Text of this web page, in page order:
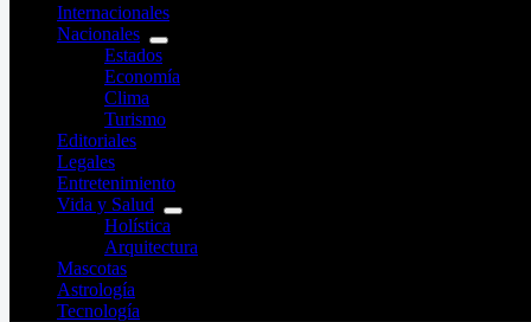
Internacionales
Nacionales
Estados
Economía
Clima
Turismo
Editoriales
Legales
Entretenimiento
Vida y Salud
Holística
Arquitectura
Mascotas
Astrología
Tecnología